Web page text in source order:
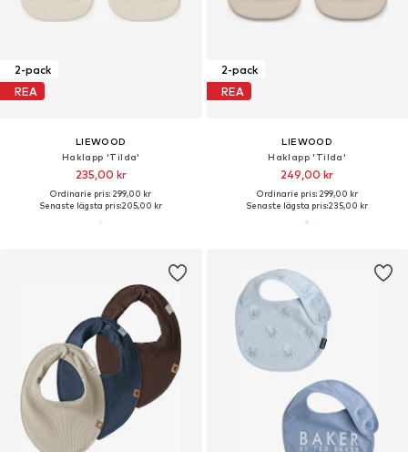
2-pack
REA
LIEWOOD
Haklapp 'Tilda'
235,00 kr
Ordinarie pris: 299,00 kr
Senaste lägsta pris:205,00 kr
2-pack
REA
LIEWOOD
Haklapp 'Tilda'
249,00 kr
Ordinarie pris: 299,00 kr
Senaste lägsta pris:235,00 kr